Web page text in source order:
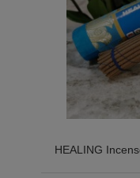
HEALING